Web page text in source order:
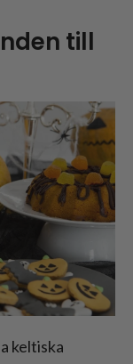
till
keltiska